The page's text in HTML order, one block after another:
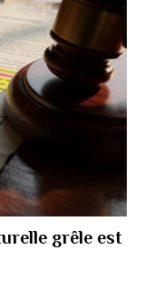
grêle est